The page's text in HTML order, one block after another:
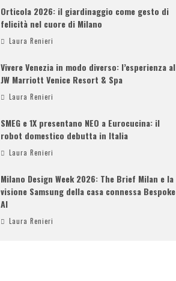
Orticola 2026: il giardinaggio come gesto di
felicità nel cuore di Milano
Laura Renieri
Vivere Venezia in modo diverso: l’esperienza al
JW Marriott Venice Resort & Spa
Laura Renieri
SMEG e 1X presentano NEO a Eurocucina: il
robot domestico debutta in Italia
Laura Renieri
Milano Design Week 2026: The Brief Milan e la
visione Samsung della casa connessa Bespoke
AI
Laura Renieri